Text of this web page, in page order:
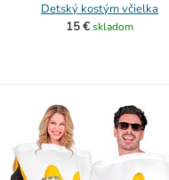
Detský kostým včielka
15 €skladom